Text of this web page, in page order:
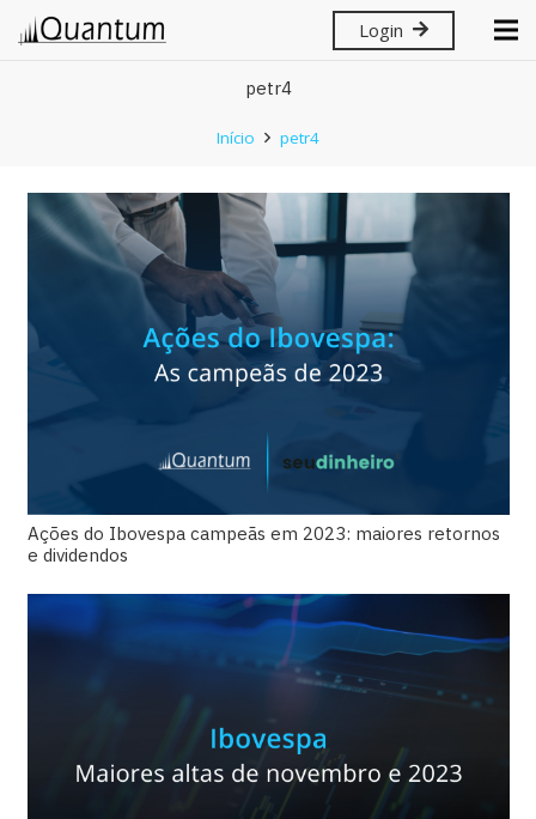
Login
petr4
Início petr4
Ações do Ibovespa campeãs em 2023: maiores retornos
e dividendos